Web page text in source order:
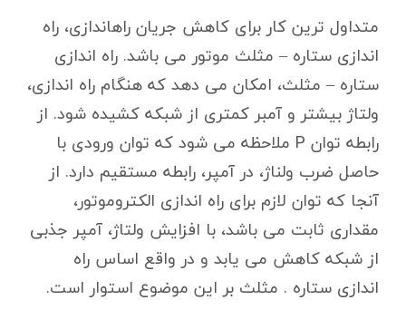
متداول ترین کار برای کاهش جریان راهاندازی، راه
اندازی ستاره – مثلث موتور می باشد. راه اندازی
ستاره – مثلث، امکان می دهد که هنگام راه اندازی،
ولتاژ بیشتر و آمبر کمتری از شبکه کشیده شود. از
رابطه توان P ملاحظه می شود که توان ورودی با
حاصل ضرب ولناژ، در آمپر، رابطه مستقیم دارد. از
آنجا که توان لازم برای راه اندازی الکتروموتور،
مقداری ثابت می باشد، با افزایش ولتاژ، آمپر جذبی
از شبکه کاهش می یابد و در واقع اساس راه
اندازی ستاره . مثلث بر این موضوع استوار است.